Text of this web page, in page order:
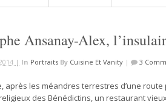
Ansanay-Alex,
| In Portraits By Cuisine Et Vanity | 3
après les méandres terrestres d’une
des Bénédictins, un restaurant